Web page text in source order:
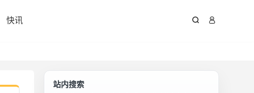
快讯  
站内搜索